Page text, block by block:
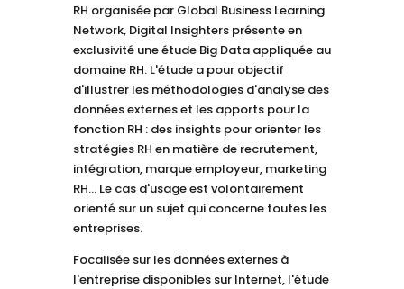
RH organisée par Global Business Learning
Network, Digital Insighters présente en
exclusivité une étude Big Data appliquée au
domaine RH. L'étude a pour objectif
d'illustrer les méthodologies d'analyse des
données externes et les apports pour la
fonction RH : des insights pour orienter les
stratégies RH en matière de recrutement,
intégration, marque employeur, marketing
RH... Le cas d'usage est volontairement
orienté sur un sujet qui concerne toutes les
entreprises.
Focalisée sur les données externes à
l'entreprise disponibles sur Internet, l'étude